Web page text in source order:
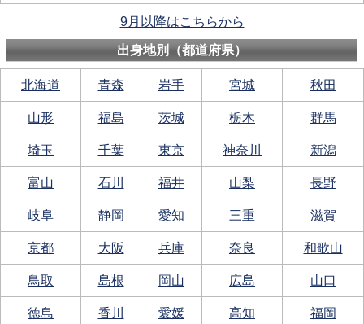
9月以降はこちらから
出身地別（都道府県）
北海道 青森 岩手 宮城 秋田
山形 福島 茨城 栃木 群馬
埼玉 千葉 東京 神奈川 新潟
富山 石川 福井 山梨 長野
岐阜 静岡 愛知 三重 滋賀
京都 大阪 兵庫 奈良 和歌山
鳥取 島根 岡山 広島 山口
徳島 香川 愛媛 高知 福岡